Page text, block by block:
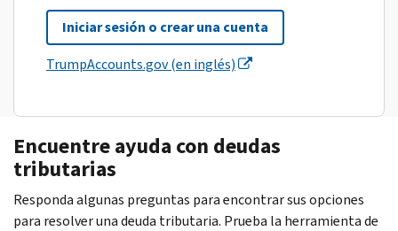
Iniciar sesión o crear una cuenta
TrumpAccounts.gov (en inglés)
Encuentre ayuda con deudas
tributarias
Responda algunas preguntas para encontrar sus opciones
para resolver una deuda tributaria. Prueba la herramienta de